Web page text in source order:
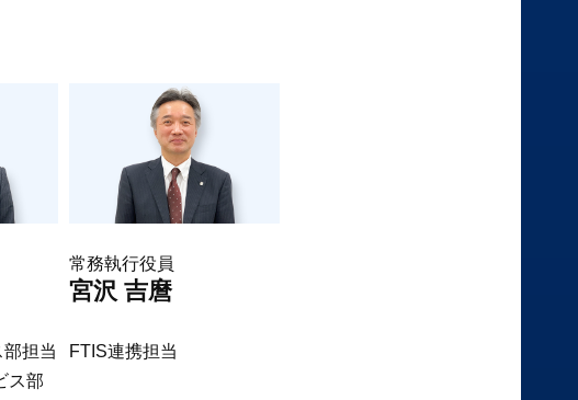
担当
ス部
常務執行役員
宮沢 吉麿
FTIS連携担当